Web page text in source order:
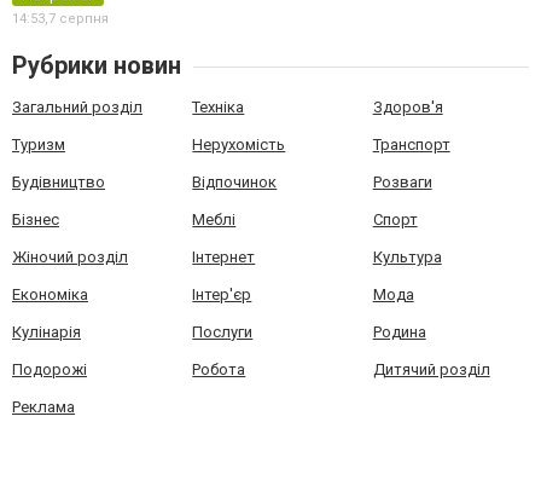
14:53,7 серпня
Рубрики новин
Загальний розділ Техніка Здоров'я
Туризм Нерухомість Транспорт
Будівництво Відпочинок Розваги
Бізнес Меблі Спорт
Жіночий розділ Інтернет Культура
Економіка Інтер'єр Мода
Кулінарія Послуги Родина
Подорожі Робота Дитячий розділ
Реклама